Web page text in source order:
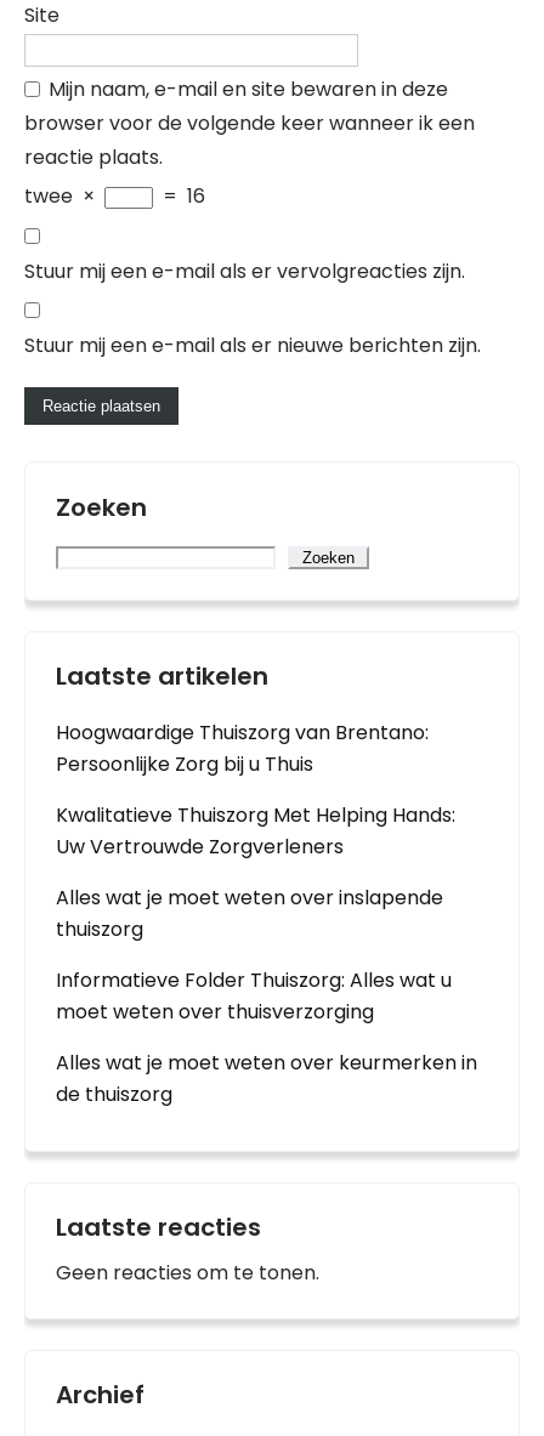
Site
Mijn naam, e-mail en site bewaren in deze
browser voor de volgende keer wanneer ik een
reactie plaats.
twee × = 16
Stuur mij een e-mail als er vervolgreacties zijn.
Stuur mij een e-mail als er nieuwe berichten zijn.
Zoeken
Zoeken
Laatste artikelen
Hoogwaardige Thuiszorg van Brentano:
Persoonlijke Zorg bij u Thuis
Kwalitatieve Thuiszorg Met Helping Hands:
Uw Vertrouwde Zorgverleners
Alles wat je moet weten over inslapende
thuiszorg
Informatieve Folder Thuiszorg: Alles wat u
moet weten over thuisverzorging
Alles wat je moet weten over keurmerken in
de thuiszorg
Laatste reacties
Geen reacties om te tonen.
Archief